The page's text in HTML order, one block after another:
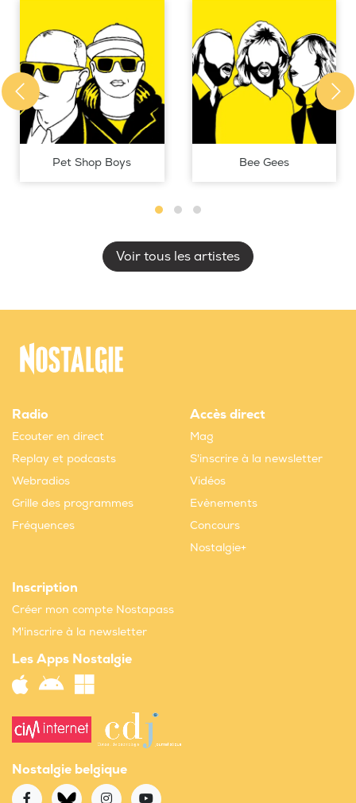
Pet Shop Boys Bee Gees
Voir tous les artistes
Radio
Ecouter en direct
Replay et podcasts
Webradios
Grille des programmes
Fréquences
Accès direct
Mag
S'inscrire à la newsletter
Vidéos
Evènements
Concours
Nostalgie+
Inscription
Créer mon compte Nostapass
M'inscrire à la newsletter
Les Apps Nostalgie
Nostalgie belgique